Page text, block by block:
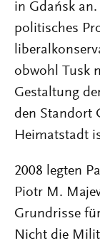
in Gdańsk
politisches
obwohl Tusk
Gestaltung
den Standort
Heimatstadt
2008 legten
Piotr M.
Grundrisse
Nicht die